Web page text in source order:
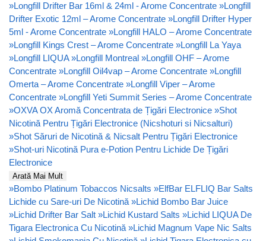
»Longfill Drifter Bar 16ml & 24ml - Arome Concentrate »Longfill
Drifter Exotic 12ml – Arome Concentrate »Longfill Drifter Hyper
5ml - Arome Concentrate »Longfill HALO – Arome Concentrate
»Longfill Kings Crest – Arome Concentrate »Longfill La Yaya
»Longfill LIQUA »Longfill Montreal »Longfill OHF – Arome
Concentrate »Longfill Oil4vap – Arome Concentrate »Longfill
Omerta – Arome Concentrate »Longfill Viper – Arome
Concentrate »Longfill Yeti Summit Series – Arome Concentrate
»OXVA OX Aromă Concentrata de Țigări Electronice »Shot
Nicotină Pentru Țigări Electronice (Nicshoturi si Nicsalturi)
»Shot Săruri de Nicotină & Nicsalt Pentru Țigări Electronice
»Shot-uri Nicotină Pura e-Potion Pentru Lichide De Țigări
Electronice
Arată Mai Mult
»Bombo Platinum Tobaccos Nicsalts »ElfBar ELFLIQ Bar Salts
Lichide cu Sare-uri De Nicotină »Lichid Bombo Bar Juice
»Lichid Drifter Bar Salt »Lichid Kustard Salts »Lichid LIQUA De
Tigara Electronica Cu Nicotină »Lichid Magnum Vape Nic Salts